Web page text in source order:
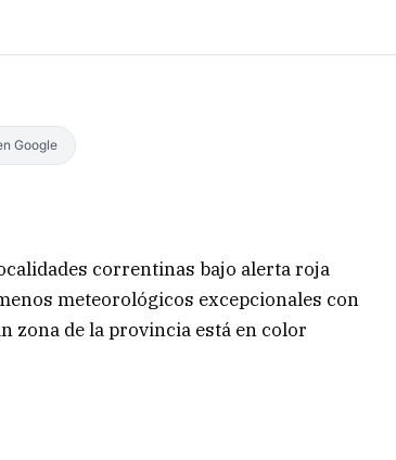
Google
correntinas bajo alerta roja
meteorológicos excepcionales con
zona de la provincia está en color